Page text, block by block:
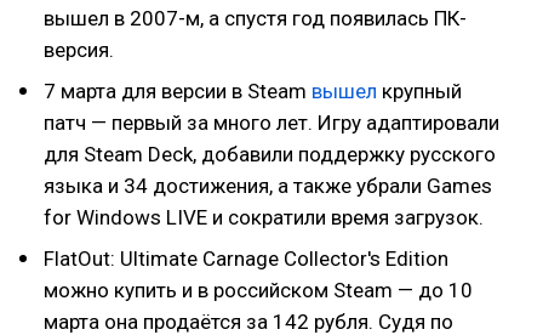
вышел в 2007-м, а спустя год появилась ПК-
версия.
7 марта для версии в Steam вышел крупный
патч — первый за много лет. Игру адаптировали
для Steam Deck, добавили поддержку русского
языка и 34 достижения, а также убрали Games
for Windows LIVE и сократили время загрузок.
FlatOut: Ultimate Carnage Collector's Edition
можно купить и в российском Steam — до 10
марта она продаётся за 142 рубля. Судя по